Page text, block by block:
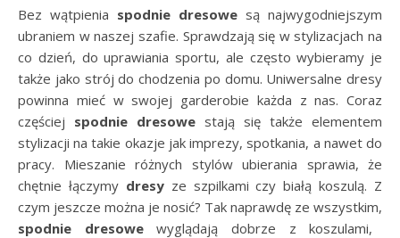
Bez wątpienia spodnie dresowe są najwygodniejszym
ubraniem w naszej szafie. Sprawdzają się w stylizacjach na
co dzień, do uprawiania sportu, ale często wybieramy je
także jako strój do chodzenia po domu. Uniwersalne dresy
powinna mieć w swojej garderobie każda z nas. Coraz
częściej spodnie dresowe stają się także elementem
stylizacji na takie okazje jak imprezy, spotkania, a nawet do
pracy. Mieszanie różnych stylów ubierania sprawia, że
chętnie łączymy dresyze szpilkami czy białą koszulą. Z
czym jeszcze można je nosić? Tak naprawdę ze wszystkim,
spodnie dresowewyglądają dobrze z koszulami,